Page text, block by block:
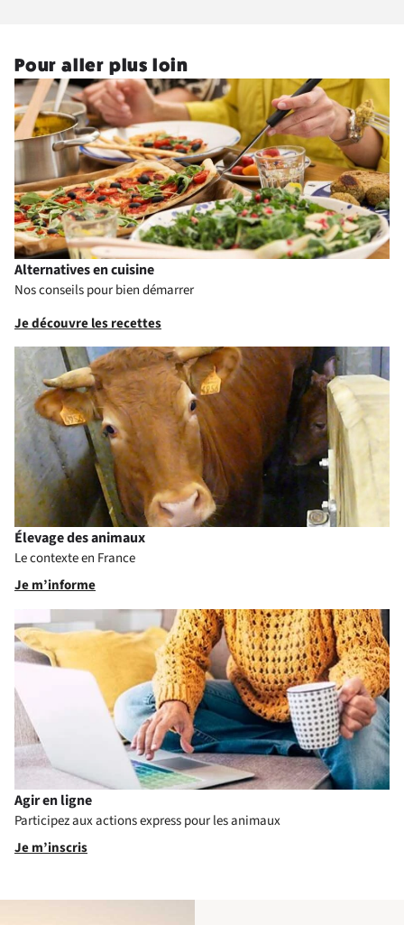
Pour aller plus loin
Alternatives en cuisine
Nos conseils pour bien démarrer
Je découvre les recettes
Élevage des animaux
Le contexte en France
Je m’informe
Agir en ligne
Participez aux actions express pour les animaux
Je m’inscris